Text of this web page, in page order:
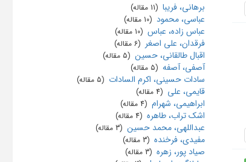
برهانی، فریبا ‏ (11 مقاله)
عباسی، محمود ‏ (10 مقاله)
عباس زاده، عباس ‏ (10 مقاله)
فرقدان، علی اصغر ‏ (6 مقاله)
اقبال طالقانی، حسین ‏ (5 مقاله)
آصفی، آصفه ‏ (5 مقاله)
سادات حسینی، اکرم السادات ‏ (5 مقاله)
قایمی، علی ‏ (4 مقاله)
ابراهیمی، شهرام ‏ (4 مقاله)
اشک تراب، طاهره ‏ (4 مقاله)
عبداللهی، محمد حسین ‏ (3 مقاله)
مفیدی، فرخنده ‏ (3 مقاله)
صیاد پور، زهره ‏ (3 مقاله)